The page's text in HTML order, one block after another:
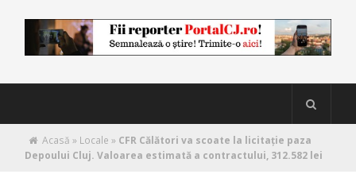
Acasă » Locale » CFR Călători va scoate la licitație paza
Depoului Cluj. Valoarea estimată a contractului, 312.582 lei